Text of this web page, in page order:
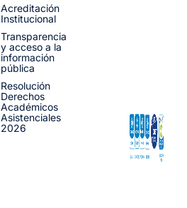
Acreditación
Institucional
Transparencia
y acceso a la
información
pública
Resolución
Derechos
Académicos
Asistenciales
2026